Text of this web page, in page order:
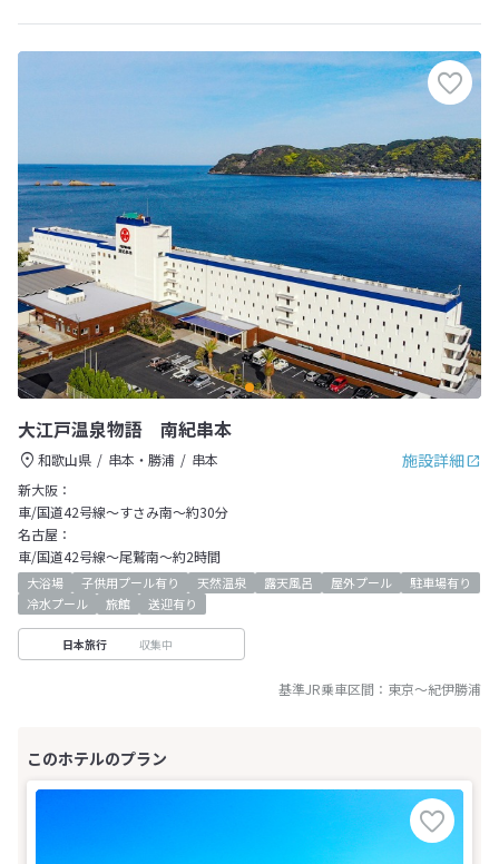
大江戸温泉物語 南紀串本
施設詳細
和歌山県 串本・勝浦
串本
新大阪：
車/国道42号線～すさみ南～約30分
名古屋：
車/国道42号線～尾鷲南～約2時間
大浴場 子供用プール有り 天然温泉 露天風呂 屋外プール
駐車場有り
冷水プール
旅館 送迎有り
日本旅行 収集中
基準JR乗車区間： 東京～紀伊勝浦